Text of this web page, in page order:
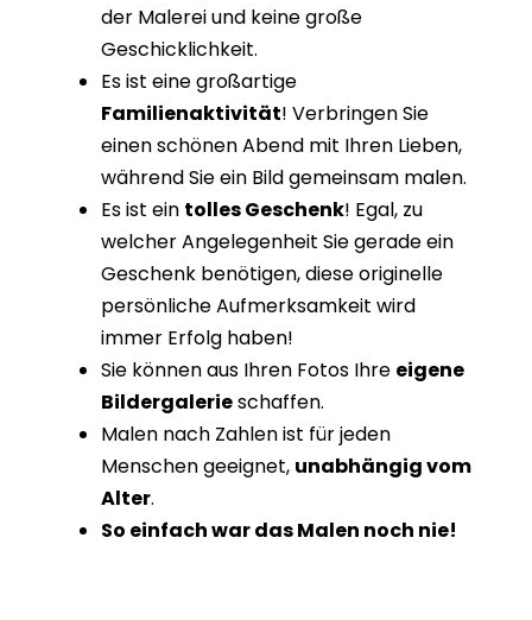
der Malerei und keine große
Geschicklichkeit.
Es ist eine großartige
Familienaktivität! Verbringen Sie
einen schönen Abend mit Ihren Lieben,
während Sie ein Bild gemeinsam malen.
Es ist ein tolles Geschenk! Egal, zu
welcher Angelegenheit Sie gerade ein
Geschenk benötigen, diese originelle
persönliche Aufmerksamkeit wird
immer Erfolg haben!
Sie können aus Ihren Fotos Ihre eigene
Bildergalerieschaffen.
Malen nach Zahlen ist für jeden
Menschen geeignet, unabhängig vom
Alter.
So einfach war das Malen noch nie!